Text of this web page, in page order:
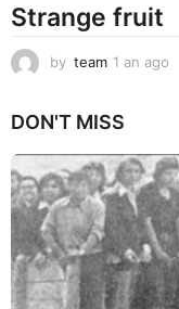
Strange fruit
by team 1 an ago
o
DON'T MISS